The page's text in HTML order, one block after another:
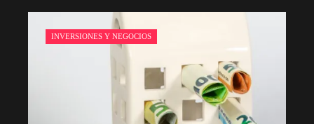
INVERSIONES Y NEGOCIOS